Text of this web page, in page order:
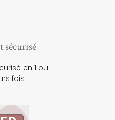
sécurisé
en 1 ou
fois